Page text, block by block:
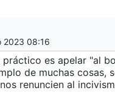
2023 08:16
es apelar "al
de muchas cosas,
renuncien al